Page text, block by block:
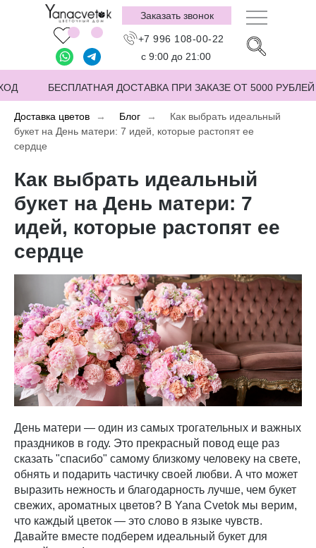
+7 996 108-00-22
Заказать звонок
БЕСПЛАТНАЯ ДОСТАВКА ПРИ ЗАКАЗЕ ОТ 5000 РУБЛЕЙ
с 9:00 до 21:00
Доставка цветов Блог
Как выбрать идеальный
букет на День матери: 7 идей, которые растопят ее
сердце
Как выбрать идеальный
букет на День матери: 7
идей, которые растопят ее
сердце
День матери — один из самых трогательных и важных
праздников в году. Это прекрасный повод еще раз
сказать "спасибо" самому близкому человеку на свете,
обнять и подарить частичку своей любви. А что может
выразить нежность и благодарность лучше, чем букет
свежих, ароматных цветов? В Yana Cvetok мы верим,
что каждый цветок — это слово в языке чувств.
Давайте вместе подберем идеальный букет для